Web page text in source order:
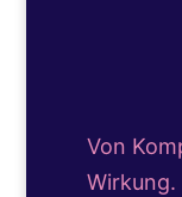
Von
Wirkung.